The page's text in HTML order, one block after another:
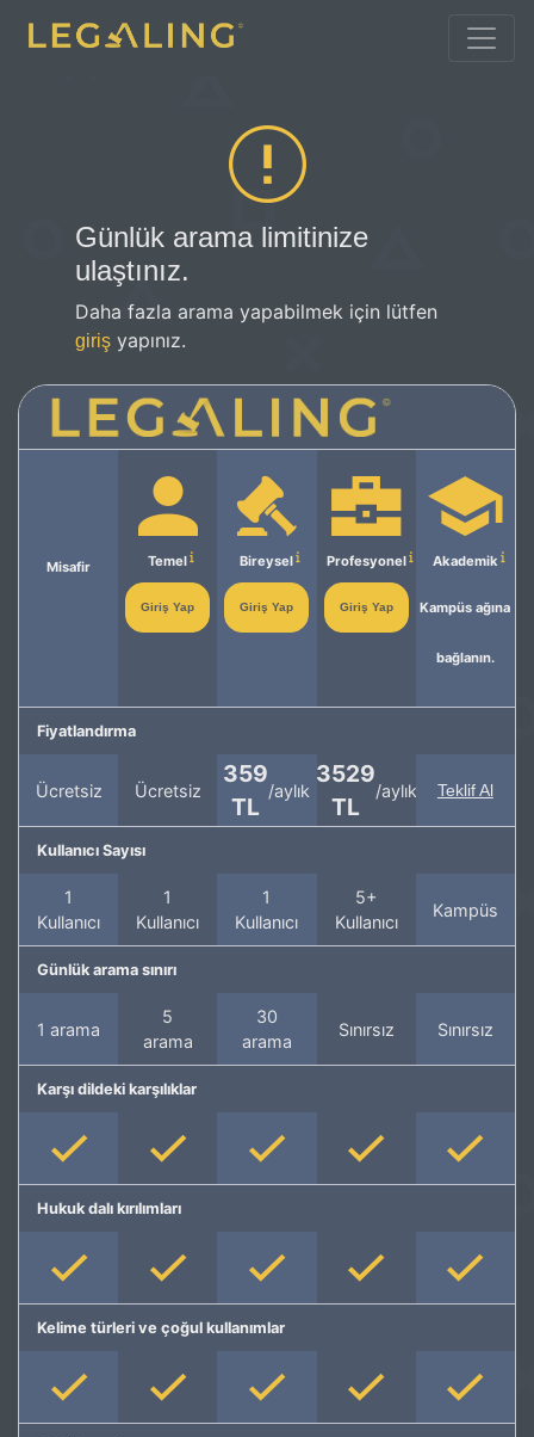
Günlük arama limitinize
ulaştınız.
Daha fazla arama yapabilmek için lütfen
giriş yapınız.
Misafir Temel
Giriş Yap
Bireysel
Giriş Yap
Profesyonel
Giriş Yap
Akademik
Kampüs ağına
bağlanın.
Fiyatlandırma
Ücretsiz Ücretsiz
359
TL
/aylık
3529
TL
/aylık Teklif Al
Kullanıcı Sayısı
1
Kullanıcı
1
Kullanıcı
1
Kullanıcı
5+
Kullanıcı
Kampüs
Günlük arama sınırı
1 arama
5
arama
30
arama
Sınırsız Sınırsız
Karşı dildeki karşılıklar
Hukuk dalı kırılımları
Kelime türleri ve çoğul kullanımlar